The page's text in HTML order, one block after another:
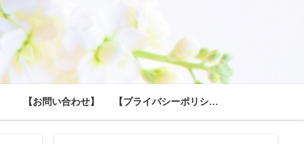
【お問い合わせ】 【プライバシーポリシー】